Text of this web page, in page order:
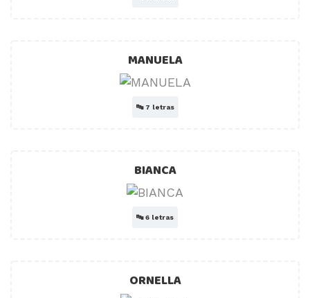
MANUELA
🔤 7 letras
BIANCA
🔤6 letras
ORNELLA